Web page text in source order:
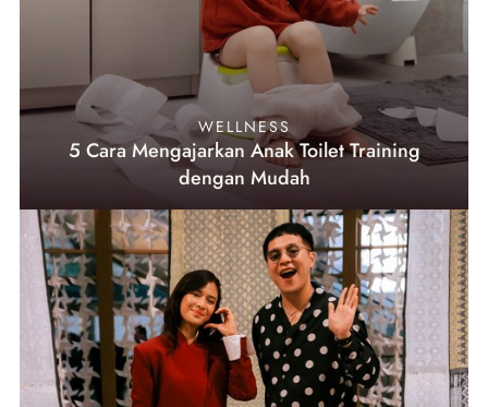
WELLNESS
5 Cara Mengajarkan Anak Toilet Training
dengan Mudah